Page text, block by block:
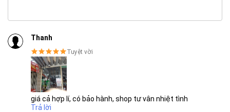
An toàn: Đèn sử dụng tấm pin năng lượng mặt trời để hấp thu
SẢN PHẨM CHẤT LƯỢNG - DỊCH VỤ TIN DÙNG LẦN VII - 2020
Thanh
Tuyệt vời
giá cả hợp lí, có bảo hành, shop tư vân nhiệt tình
Trả lời